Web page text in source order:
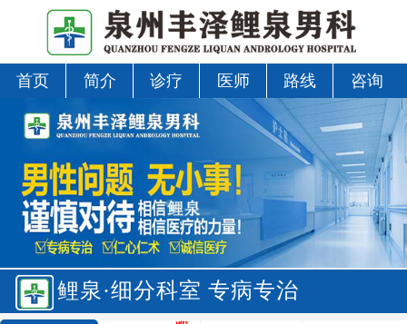
首页 简介 诊疗 医师 路线 咨询
鲤泉·细分科室 专病专治